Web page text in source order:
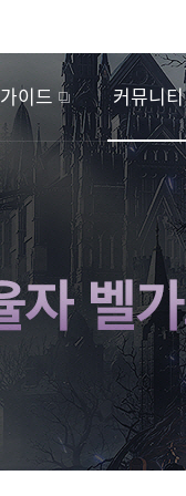
가이드 커뮤니티